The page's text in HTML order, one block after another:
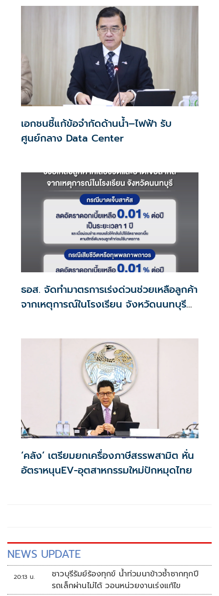
เอกชนชี้แก้ข้อจำกัดด้านน้ำ–ไฟฟ้า รับ
ศูนย์กลาง Data Center
ธอส. จัดทำมาตรการเร่งด่วนช่วยเหลือลูกค้า
จากเหตุการณ์ในโรงเรียน จังหวัดนนทบุรี
‘คลัง’ เตรียมยกเครื่องภาษีสรรพสามิต หั่น
อัตราหนุนEV-อุตสาหกรรมใหม่ปักหมุดไทย
NEWS UPDATE
20:13 น.
ชาวบุรีรัมย์ร้องทุกข์ น้ำท่วมนาข้าวซ้ำซากทุกปี
รถเล็กผ่านไม่ได้ วอนหน่วยงานเร่งแก้ไข